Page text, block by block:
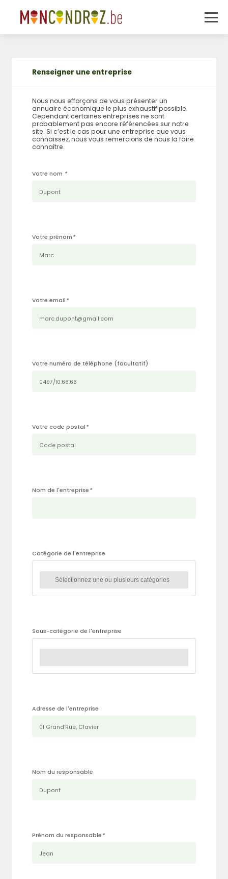
Renseigner une entreprise
Nous nous efforçons de vous présenter un
annuaire économique le plus exhaustif possible.
Cependant certaines entreprises ne sont
probablement pas encore référencées sur notre
site. Si c’est le cas pour une entreprise que vous
connaissez, nous vous remercions de nous la faire
connaître.
Votre nom *
Votre prénom *
Votre email *
Votre numéro de téléphone (facultatif)
Votre code postal *
Nom de l'entreprise *
Catégorie de l'entreprise
Sous-catégorie de l'entreprise
Adresse de l'entreprise
Nom du responsable
Prénom du responsable *